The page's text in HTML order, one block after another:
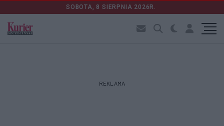
SOBOTA, 8 SIERPNIA 2026R.
REKLAMA